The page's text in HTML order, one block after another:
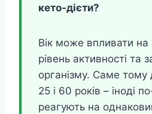
кето-дієти?
Вік може впливати на
рівень активності та
організму. Саме
25 і 60 років – іноді
реагують на